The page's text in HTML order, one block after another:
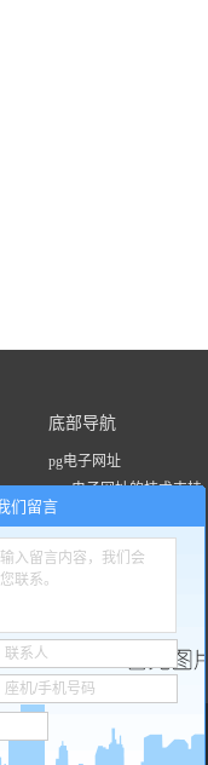
底部导航
pg电子网址
pg电子网址的技术支持
关于pg电子网址
工程案例
：
们留言
入留言内容，我们会
联系。
联系人
座机/手机号码